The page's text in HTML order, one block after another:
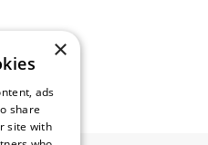
×
ads
share
site with